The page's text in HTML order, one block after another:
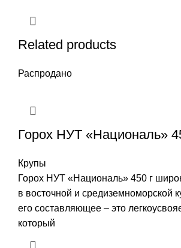
Related products
Распродано
Горох НУТ «Националь»
Крупы
Горох НУТ «Националь» 450 г
в восточной и средиземноморской
его составляющее – это
который